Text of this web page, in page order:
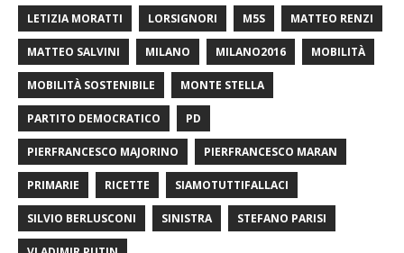
LETIZIA MORATTI LORSIGNORI M5S MATTEO RENZI
MATTEO SALVINI MILANO MILANO2016 MOBILITÀ
MOBILITÀ SOSTENIBILE MONTE STELLA
PARTITO DEMOCRATICO PD
PIERFRANCESCO MAJORINO PIERFRANCESCO MARAN
PRIMARIE RICETTE SIAMOTUTTIFALLACI
SILVIO BERLUSCONI SINISTRA STEFANO PARISI